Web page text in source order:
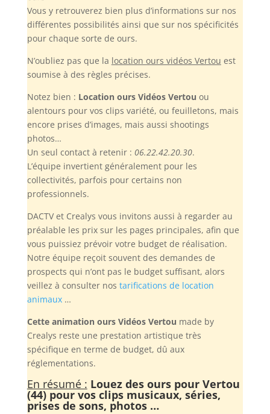
Vous y retrouverez bien plus d’informations sur nos
différentes possibilités ainsi que sur nos spécificités
pour chaque sorte de ours.
N’oubliez pas que la location ours vidéos Vertou est
soumise à des règles précises.
Notez bien : Location ours Vidéos Vertou ou
alentours pour vos clips variété, ou feuilletons, mais
encore prises d’images, mais aussi shootings
photos…
Un seul contact à retenir : 06.22.42.20.30.
L’équipe invertient généralement pour les
collectivités, parfois pour certains non
professionnels.
DACTV et Crealys vous invitons aussi à regarder au
préalable les prix sur les pages principales, afin que
vous puissiez prévoir votre budget de réalisation.
Notre équipe reçoit souvent des demandes de
prospects qui n’ont pas le budget suffisant, alors
veillez à consulter nos tarifications de location
animaux…
Cette animation ours Vidéos Vertou made by
Crealys reste une prestation artistique très
spécifique en terme de budget, dû aux
réglementations.
En résumé : Louez des ours pour Vertou
(44) pour vos clips musicaux, séries,
prises de sons, photos …